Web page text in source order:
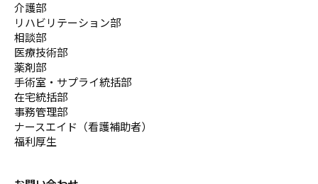
介護部
リハビリテーション部
相談部
医療技術部
薬剤部
手術室・サプライ統括部
在宅統括部
事務管理部
ナースエイド（看護補助者）
福利厚生